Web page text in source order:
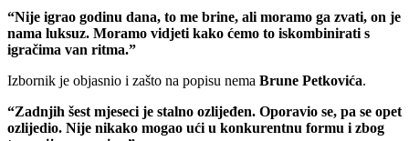
“Nije igrao godinu dana, to me brine, ali moramo ga zvati, on je
nama luksuz. Moramo vidjeti kako ćemo to iskombinirati s
igračima van ritma.”
Izbornik je objasnio i zašto na popisu nema Brune Petkovića.
“Zadnjih šest mjeseci je stalno ozlijeđen. Oporavio se, pa se opet
ozlijedio. Nije nikako mogao ući u konkurentnu formu i zbog